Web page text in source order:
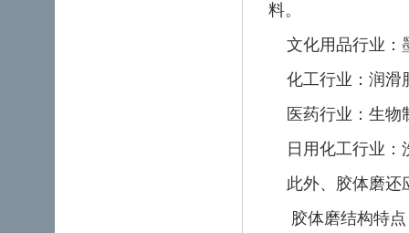
料。
文化用品行业：
化工行业：润滑
医药行业：生物
日用化工行业：
此外、胶体磨还
胶体磨结构特点